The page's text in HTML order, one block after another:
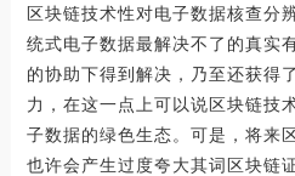
区块链技术性对电子数据核查分
统式电子数据最解决不了的真实
的协助下得到解决，乃至还获得
力，在这一点上可以说区块链技
子数据的绿色生态。可是，将来
也许会产生过度夸大其词区块链